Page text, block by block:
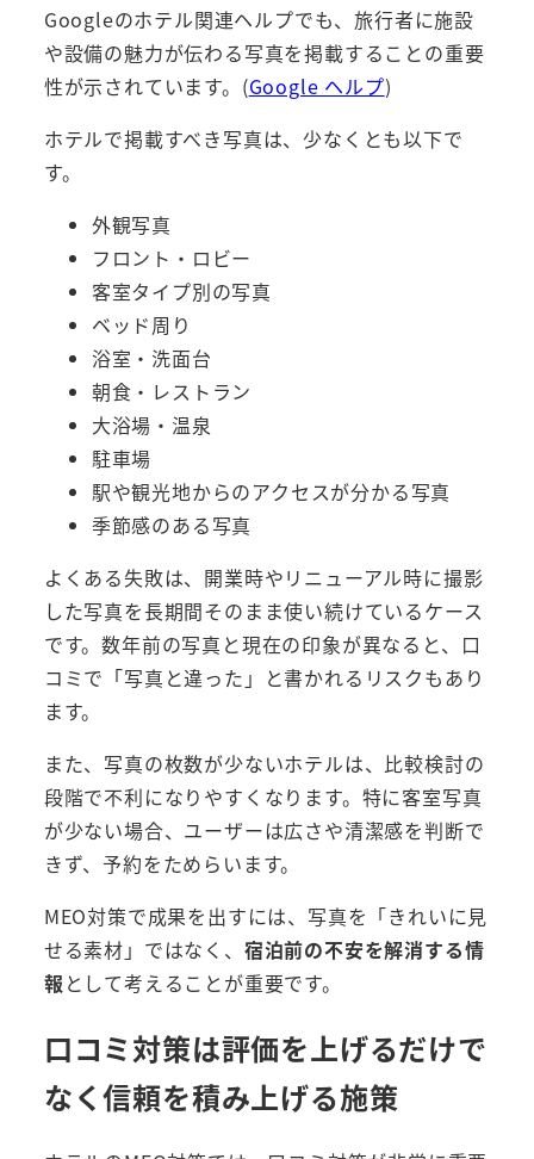
Googleのホテル関連ヘルプでも、旅行者に施設
や設備の魅力が伝わる写真を掲載することの重要
性が示されています。(Google ヘルプ)
ホテルで掲載すべき写真は、少なくとも以下で
す。
外観写真
フロント・ロビー
客室タイプ別の写真
ベッド周り
浴室・洗面台
朝食・レストラン
大浴場・温泉
駐車場
駅や観光地からのアクセスが分かる写真
季節感のある写真
よくある失敗は、開業時やリニューアル時に撮影
した写真を長期間そのまま使い続けているケース
です。数年前の写真と現在の印象が異なると、口
コミで「写真と違った」と書かれるリスクもあり
ます。
また、写真の枚数が少ないホテルは、比較検討の
段階で不利になりやすくなります。特に客室写真
が少ない場合、ユーザーは広さや清潔感を判断で
きず、予約をためらいます。
MEO対策で成果を出すには、写真を「きれいに見
せる素材」ではなく、 宿泊前の不安を解消する情
報 として考えることが重要です。
口コミ対策は評価を上げるだけで
なく信頼を積み上げる施策